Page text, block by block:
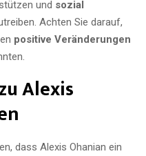
und sozial
Achten Sie darauf,
positive Veränderungen
Alexis
dass Alexis Ohanian ein